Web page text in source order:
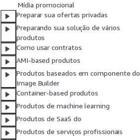
Mídia promocional
Preparar sua ofertas privadas
Preparando sua solução de vários
produtos
Como usar contratos
AMI-based produtos
Produtos baseados em componente do
Image Builder
Container-based produtos
Produtos de machine learning
Produtos de SaaS do
Produtos de serviços profissionais